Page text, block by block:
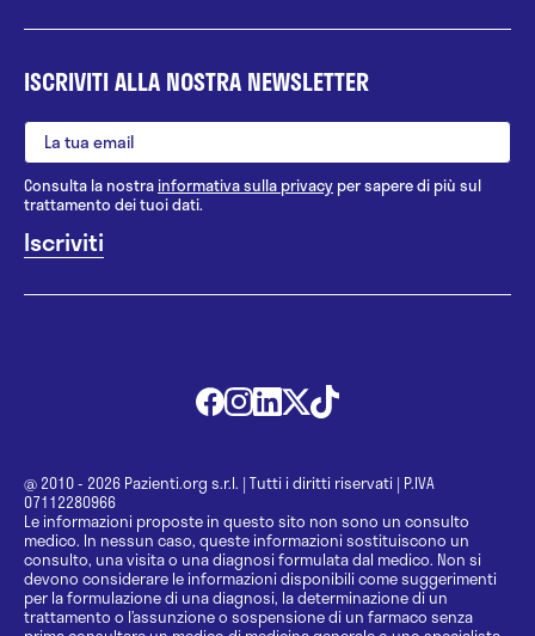
ISCRIVITI ALLA NOSTRA NEWSLETTER
Consulta la nostrainformativa sulla privacy per sapere di più sul
trattamento dei tuoi dati.
@ 2010 - 2026 Pazienti.org s.r.l. | Tutti i diritti riservati | P.IVA
07112280966
Le informazioni proposte in questo sito non sono un consulto
medico. In nessun caso, queste informazioni sostituiscono un
consulto, una visita o una diagnosi formulata dal medico. Non si
devono considerare le informazioni disponibili come suggerimenti
per la formulazione di una diagnosi, la determinazione di un
trattamento o l’assunzione o sospensione di un farmaco senza